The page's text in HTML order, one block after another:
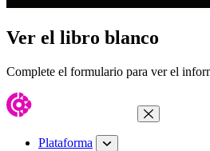
Ver el libro blanco
Complete el formulario para ver el
Cerrar menú
Plataforma